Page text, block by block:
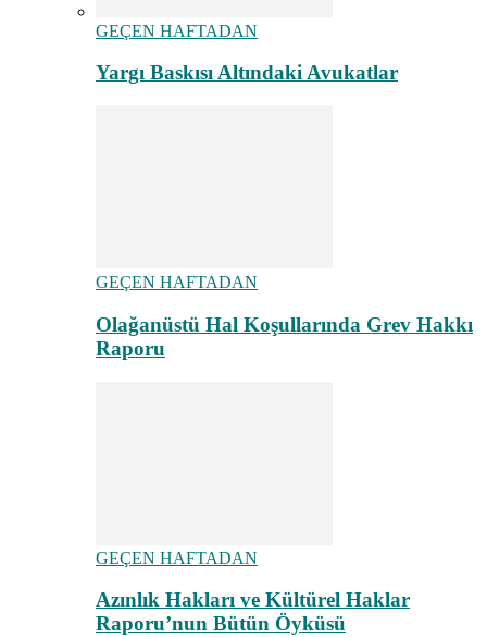
GEÇEN HAFTADAN
Yargı Baskısı Altındaki Avukatlar
GEÇEN HAFTADAN
Olağanüstü Hal Koşullarında Grev Hakkı
Raporu
GEÇEN HAFTADAN
Azınlık Hakları ve Kültürel Haklar
Raporu’nun Bütün Öyküsü